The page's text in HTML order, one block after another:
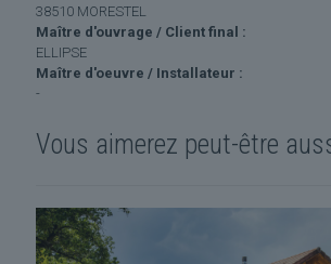
38510 MORESTEL
Maître d'ouvrage / Client final :
ELLIPSE
Maître d'oeuvre / Installateur :
-
Vous aimerez peut-être